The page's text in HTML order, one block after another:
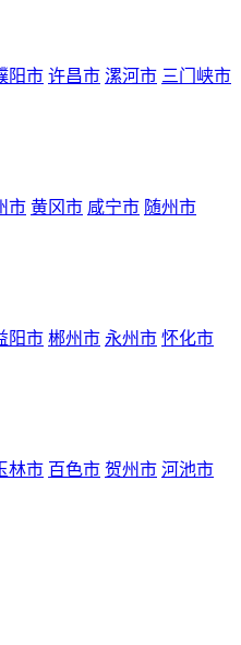
阳市 许昌市 漯河市 三门峡市
市 黄冈市 咸宁市 随州市
阳市 郴州市 永州市 怀化市
林市 百色市 贺州市 河池市